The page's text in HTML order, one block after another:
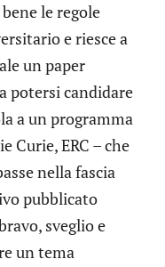
le regole
e riesce a
un paper
potersi candidare
a un programma
Curie, ERC – che
nella fascia
pubblicato
sveglio e
un tema